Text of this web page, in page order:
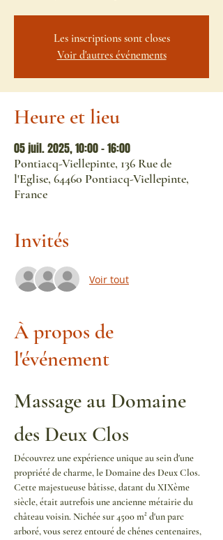
Les inscriptions sont closes
Voir d'autres événements
Heure et lieu
05 juil. 2025, 10:00 – 16:00
Pontiacq-Viellepinte, 136 Rue de
l'Eglise, 64460 Pontiacq-Viellepinte,
France
Invités
Voir tout
À propos de
l'événement
Massage au Domaine
des Deux Clos
Découvrez une expérience unique au sein d'une
propriété de charme, le Domaine des Deux Clos.
Cette majestueuse bâtisse, datant du XIXème
siècle, était autrefois une ancienne métairie du
château voisin. Nichée sur 4500 m² d'un parc
arboré, vous serez entouré de chênes centenaires,